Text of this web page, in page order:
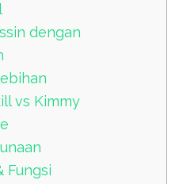
dengan
vs Kimmy
Fungsi